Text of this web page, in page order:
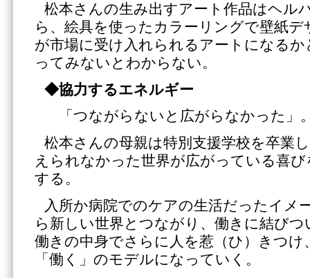
松本さんの生み出すアート作品はヘル
ら、絵具を使ったカラーリングで壁紙
が市場に受け入れられるアートになる
ってみないとわからない。
◆協力するエネルギー
「つながらないと広がらなかった」
松本さんの母親は特別支援学校を卒業
えられなかった世界が広がっている喜
する。
入所か病院でのケアの生活だったイメ
ら新しい世界とつながり、働きに結び
働きの中身でさらに人を惹（ひ）きつけ
「働く」のモデルになっていく。